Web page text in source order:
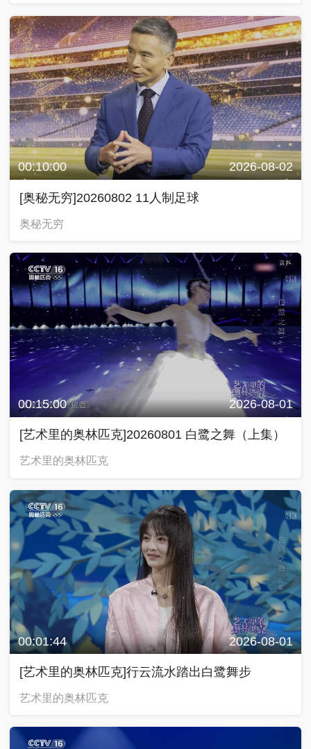
00:10:00 2026-08-02
[奥秘无穷]20260802 11人制足球
奥秘无穷
00:15:00 2026-08-01
[艺术里的奥林匹克]20260801 白鹭之舞（上集）
艺术里的奥林匹克
00:01:44 2026-08-01
[艺术里的奥林匹克]行云流水踏出白鹭舞步
艺术里的奥林匹克